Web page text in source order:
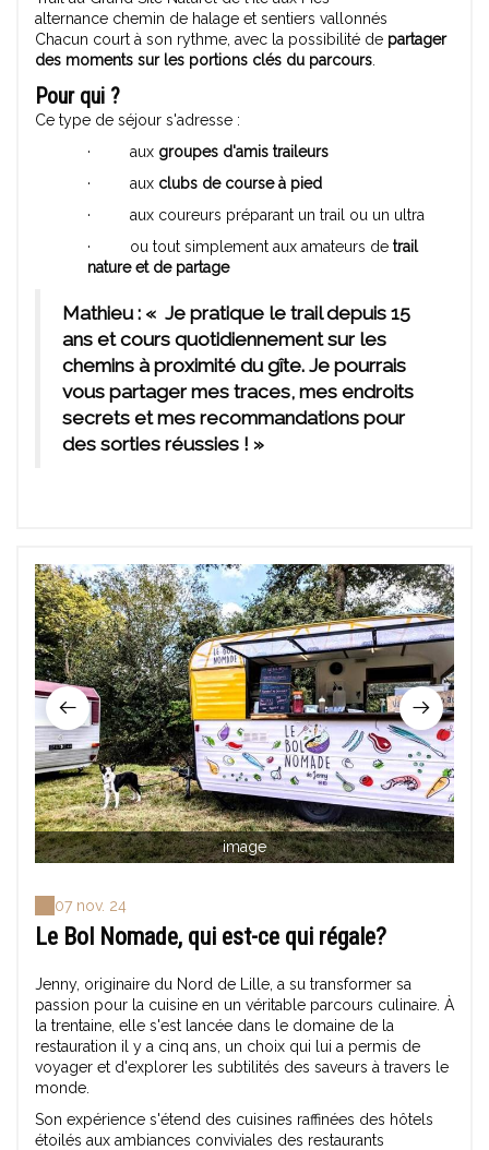
alternance chemin de halage et sentiers vallonnés
Chacun court à son rythme, avec la possibilité de partager
des moments sur les portions clés du parcours
Pour qui ?
Ce type de séjour s'adresse :
· aux groupes d'amis traileurs
· aux clubs de course à pied
· aux coureurs préparant un trail ou un ultra
· ou tout simplement aux amateurs de trail
nature et de partage
Mathieu : « Je pratique le trail depuis 15
ans et cours quotidiennement sur les
chemins à proximité du gîte. Je pourrais
vous partager mes traces, mes endroits
secrets et mes recommandations pour
des sorties réussies ! »
image
07 nov. 24
Le Bol Nomade, qui est-ce qui régale?
Jenny, originaire du Nord de Lille, a su transformer sa
passion pour la cuisine en un véritable parcours culinaire. À
la trentaine, elle s'est lancée dans le domaine de la
restauration il y a cinq ans, un choix qui lui a permis de
voyager et d'explorer les subtilités des saveurs à travers le
monde.
Son expérience s'étend des cuisines raffinées des hôtels
étoilés aux ambiances conviviales des restaurants